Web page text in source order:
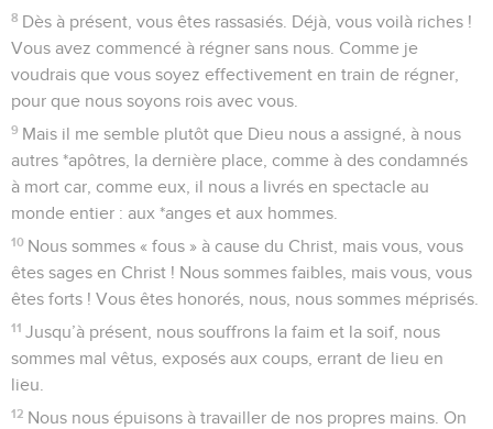
8 Dès à présent, vous êtes rassasiés. Déjà, vous voilà riches !
Vous avez commencé à régner sans nous. Comme je
voudrais que vous soyez effectivement en train de régner,
pour que nous soyons rois avec vous.
9 Mais il me semble plutôt que Dieu nous a assigné, à nous
autres *apôtres, la dernière place, comme à des condamnés
à mort car, comme eux, il nous a livrés en spectacle au
monde entier : aux *anges et aux hommes.
10 Nous sommes « fous » à cause du Christ, mais vous, vous
êtes sages en Christ ! Nous sommes faibles, mais vous, vous
êtes forts ! Vous êtes honorés, nous, nous sommes méprisés.
11 Jusqu’à présent, nous souffrons la faim et la soif, nous
sommes mal vêtus, exposés aux coups, errant de lieu en
lieu.
12 Nous nous épuisons à travailler de nos propres mains. On